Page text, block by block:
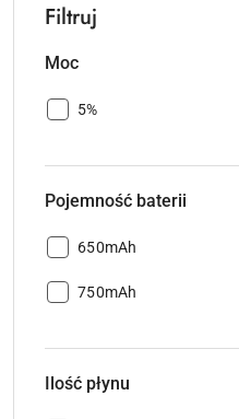
Filtruj
Moc
Moc:
5%
Pojemność baterii
Pojemność
650mAh
Pojemność
750mAh
Ilość płynu